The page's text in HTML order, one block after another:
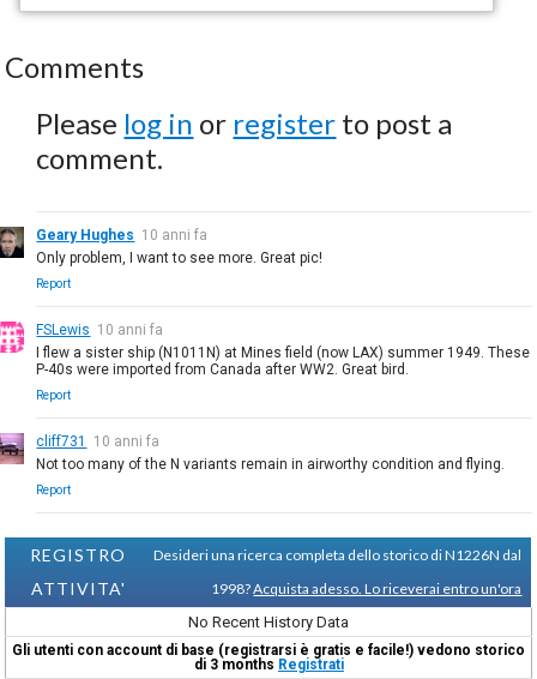
Comments
Please log in or register to post a
comment.
Geary Hughes 10 anni fa
Only problem, I want to see more. Great pic!
Report
FSLewis 10 anni fa
I flew a sister ship (N1011N) at Mines field (now LAX) summer 1949. These
P-40s were imported from Canada after WW2. Great bird.
Report
cliff731
10 anni fa
Not too many of the N variants remain in airworthy condition and flying.
Report
REGISTRO
ATTIVITA'
Desideri una ricerca completa dello storico di N1226N dal
1998?Acquista adesso. Lo riceverai entro un'ora
No Recent History Data
Gli utenti con account di base (registrarsi è gratis e facile!) vedono storico
di 3 months Registrati